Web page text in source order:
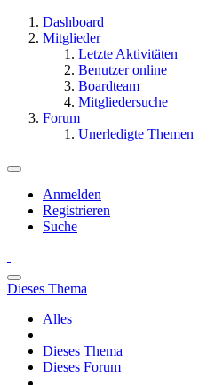
Dashboard
Mitglieder
Letzte Aktivitäten
Benutzer online
Boardteam
Mitgliedersuche
Forum
Unerledigte Themen
Anmelden
Registrieren
Suche
Dieses Thema
Alles
Dieses Thema
Dieses Forum